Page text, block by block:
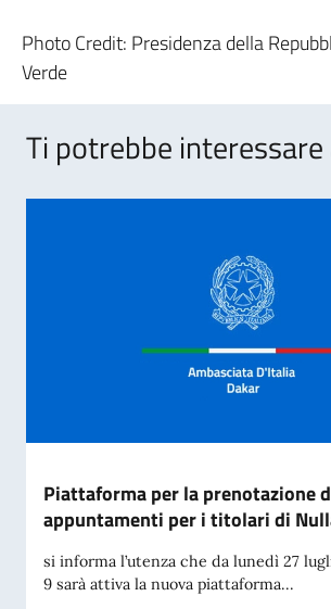
Photo Credit: Presidenza della
Verde
Ti potrebbe interessare
Piattaforma per la prenotazione
appuntamenti per i titolari di
si informa l’utenza che da lunedì 27
9 sarà attiva la nuova piattaforma...